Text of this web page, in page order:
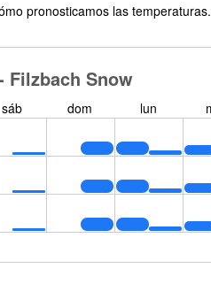
pronosticamos las temperaturas.